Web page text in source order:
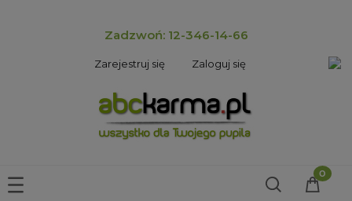
Zadzwoń: 12-346-14-66
Zarejestruj się Zaloguj się